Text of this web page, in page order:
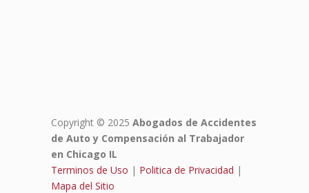
Copyright © 2025 Abogados de Accidentes
de Auto y Compensación al Trabajador
en Chicago IL
Terminos de Uso | Politica de Privacidad |
Mapa del Sitio